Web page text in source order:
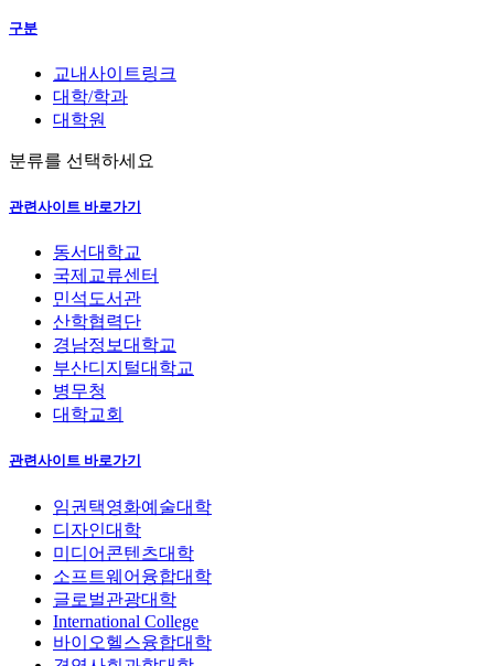
구분
교내사이트링크
대학/학과
대학원
분류를 선택하세요
관련사이트 바로가기
동서대학교
국제교류센터
민석도서관
산학협력단
경남정보대학교
부산디지털대학교
병무청
대학교회
관련사이트 바로가기
임권택영화예술대학
디자인대학
미디어콘텐츠대학
소프트웨어융합대학
글로벌관광대학
International College
바이오헬스융합대학